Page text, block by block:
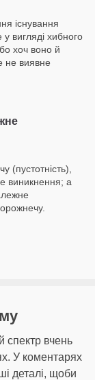
існування
вигляді хибного
хоч воно й
не виявне
(пустотність),
виникнення; а
спектр вчень
У коментарях
деталі, щоби